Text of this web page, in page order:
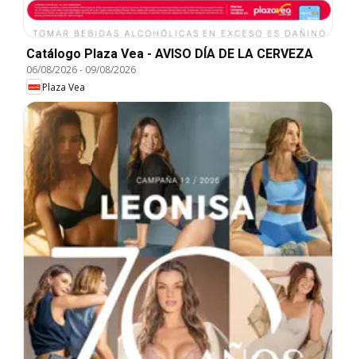
Catálogo Plaza Vea - AVISO DÍA DE LA CERVEZA
06/08/2026- 09/08/2026
Plaza Vea